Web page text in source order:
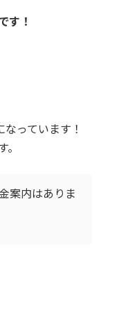
す！
っています！
案内はありま